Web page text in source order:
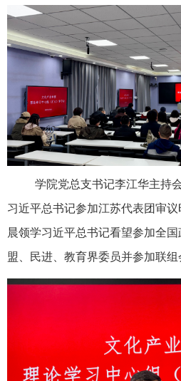
学院党总支书记李江华主持
习近平总书记参加江苏代表团审
晨领学习近平总书记看望参加全
盟、民进、教育界委员并参加联组